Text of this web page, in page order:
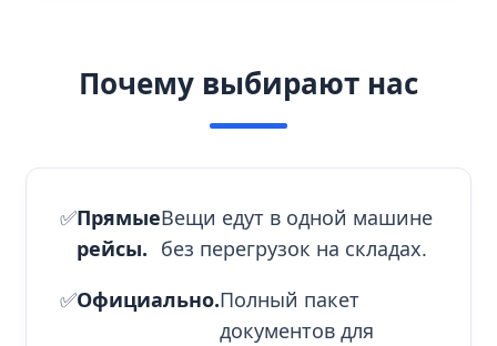
Почему выбирают нас
✅Прямые
рейсы.
Вещи едут в одной машине
без перегрузок на складах.
✅Официально.Полный пакет
документов для